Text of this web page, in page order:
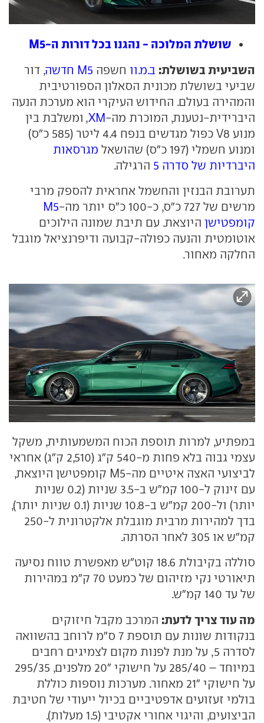
שושלת המלוכה - נהגנו בכל דורות ה-M5
השביעית בשושלת: ב.מ.וו חשפה M5 חדשה
, דור
שביעי בשושלת מכונית הסאלון הספורטיבית
והמהירה בעולם. החידוש העיקרי הוא מערכת הנעה
היברידית-נטענת, המוכרת מה-XM, ומשלבת בין
מנוע V8 כפול מגדשים בנפח 4.4 ליטר (585 כ"ס)
ומנוע חשמלי (197 כ"ס) שהושאל
מגרסאות
היברדיות של סדרה 5
הרגילה.
תערובת הבנזין והחשמל אחראית להספק מרבי
מרשים של 727 כ"ס, כ-100 כ"ס יותר מה-
M5
קומפטישן היוצאת. עם תיבת שמונה הילוכים
אוטומטית והנעה כפולה-קבועה ודיפרנציאל מוגבל
החלקה מאחור.
במפתיע, למרות תוספת הכוח המשמעותית, משקל
עצמי גבוה בלא פחות מ-540 ק"ג (2,510 ק"ג) אחראי
לביצועי האצה איטיים מה-M5 קומפטישן היוצאת,
עם זינוק ל-100 קמ"ש ב-3.5 שניות (0.2 שניות
יותר) ול-200 קמ"ש ב-10.8 שניות (0.1 שניות יותר),
בדך למהירות מרבית מוגבלת אלקטרונית ל-250
קמ"ש או 305 לאחר הסרתה.
סוללה בקיבולת 18.6 קוט"ש מאפשרת טווח נסיעה
תיאורטי נקי מזיהום של כמעט 70 ק"מ במהירות
של עד 140 קמ"ש.
מה עוד צריך לדעת: המרכב מקבל חיזוקים
בנקודות שונות עם תוספת 7 ס"מ לרוחב בהשוואה
לסדרה 5, על מנת לפנות מקום לצמיגים רחבים
במיוחד – 285/40 על חישוקי "20 מלפנים, 295/35
על חישוקי "21 מאחור. מערכות נוספות כוללת
בולמי זעזועים אדפטיביים בכיול ייעודי של חטיבת
הביצועים, והיגוי אחורי אקטיבי (1.5 מעלות).